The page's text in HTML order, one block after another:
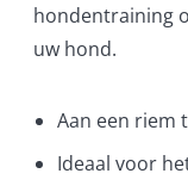
hondentraining
uw hond.
Aan een riem
Ideaal voor